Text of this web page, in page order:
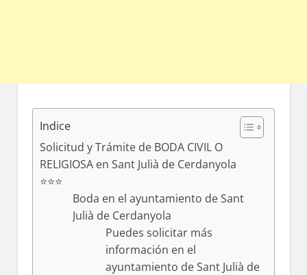
Indice
Solicitud y Trámite de BODA CIVIL O
RELIGIOSA en Sant Julià de Cerdanyola
⭐️⭐️⭐️
Boda en el ayuntamiento dе Sant
Julià dе Cerdanyola
Puedes solicitar mа́s
información en el
ayuntamiento dе Sant Julià dе